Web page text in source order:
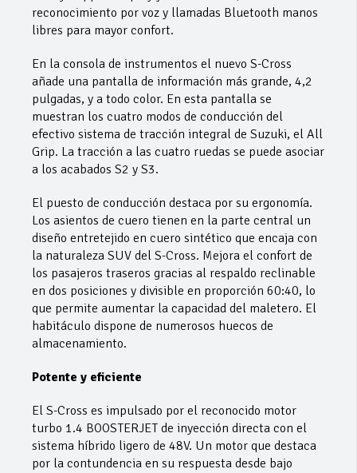
reconocimiento por voz y llamadas Bluetooth manos
libres para mayor confort.
En la consola de instrumentos el nuevo S-Cross
añade una pantalla de información más grande, 4,2
pulgadas, y a todo color. En esta pantalla se
muestran los cuatro modos de conducción del
efectivo sistema de tracción integral de Suzuki, el All
Grip. La tracción a las cuatro ruedas se puede asociar
a los acabados S2 y S3.
El puesto de conducción destaca por su ergonomía.
Los asientos de cuero tienen en la parte central un
diseño entretejido en cuero sintético que encaja con
la naturaleza SUV del S-Cross. Mejora el confort de
los pasajeros traseros gracias al respaldo reclinable
en dos posiciones y divisible en proporción 60:40, lo
que permite aumentar la capacidad del maletero. El
habitáculo dispone de numerosos huecos de
almacenamiento.
Potente y eficiente
El S-Cross es impulsado por el reconocido motor
turbo 1.4 BOOSTERJET de inyección directa con el
sistema híbrido ligero de 48V. Un motor que destaca
por la contundencia en su respuesta desde bajo